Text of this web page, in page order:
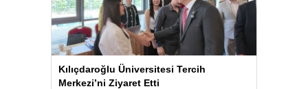
Kılıçdaroğlu Üniversitesi Tercih
Merkezi’ni Ziyaret Etti